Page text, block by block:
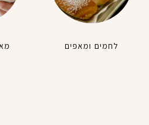
לחמים ומאפים